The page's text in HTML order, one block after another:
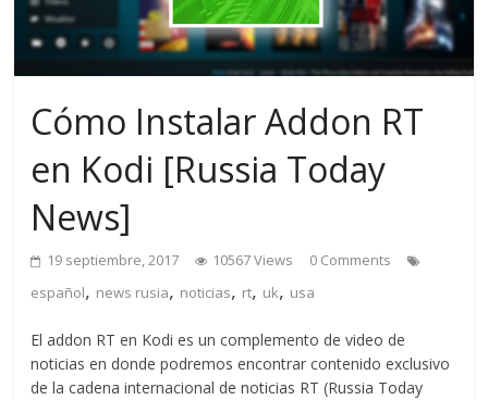
Cómo Instalar Addon RT
en Kodi [Russia Today
News]
19 septiembre, 2017 10567 Views
0 Comments
español, news rusia, noticias, rt, uk, usa
El addon RT en Kodi es un complemento de video de
noticias en donde podremos encontrar contenido exclusivo
de la cadena internacional de noticias RT (Russia Today